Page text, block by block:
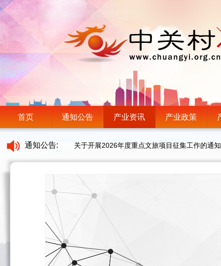
首页 通知公告 产业资讯 产业政策
通知公告: 关于开展2026年度重点文旅项目征集工作的通知
北京市新闻出版局关于开展2026年度北京市实
“智赢未来——人工智能+企业转型”企业沙龙邀
北京市广电局关于开展2026年“京琅琊”人才专